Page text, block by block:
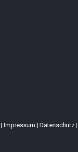
| Impressum | Datenschutz |